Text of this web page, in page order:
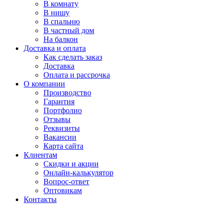
В комнату
В нишу
В спальню
В частный дом
На балкон
Доставка и оплата
Как сделать заказ
Доставка
Оплата и рассрочка
О компании
Производство
Гарантия
Портфолио
Отзывы
Реквизиты
Вакансии
Карта сайта
Клиентам
Скидки и акции
Онлайн-калькулятор
Вопрос-ответ
Оптовикам
Контакты